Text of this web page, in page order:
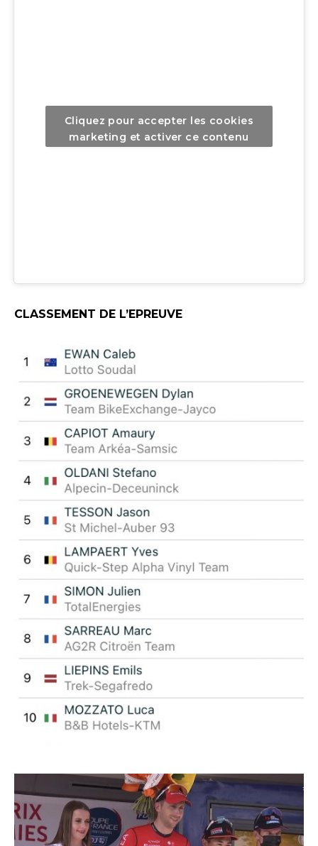
Cliquez pour accepter les cookies
marketing et activer ce contenu
CLASSEMENT DE L’EPREUVE